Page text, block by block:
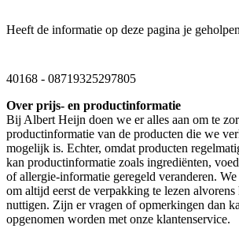
Heeft de informatie op deze pagina je
40168 - 08719325297805
Over prijs- en productinformatie
Bij Albert Heijn doen we er alles aan om te
productinformatie van de producten die we
mogelijk is. Echter, omdat producten
kan productinformatie zoals ingrediënten,
of allergie-informatie geregeld veranderen. We
om altijd eerst de verpakking te lezen alvorens
nuttigen. Zijn er vragen of opmerkingen dan
opgenomen worden met onze klantenservice.